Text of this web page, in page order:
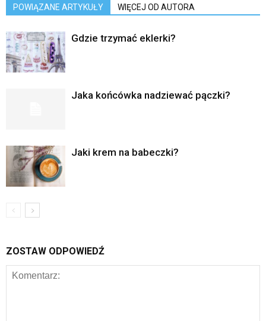
POWIĄZANE ARTYKUŁY WIĘCEJ OD AUTORA
Gdzie trzymać eklerki?
Jaka końcówka nadziewać pączki?
Jaki krem na babeczki?
ZOSTAW ODPOWIEDŹ